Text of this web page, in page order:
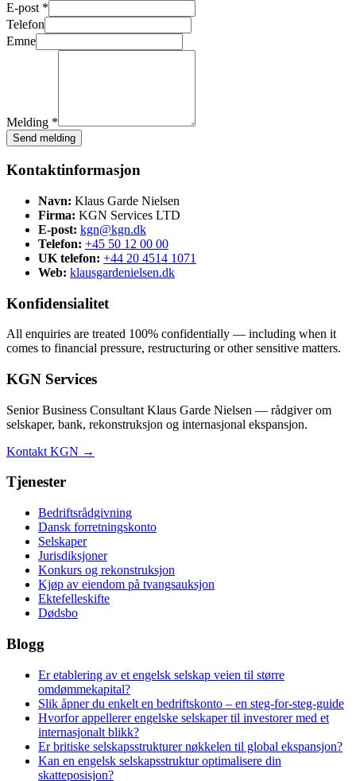
E-post *
Telefon
Emne
Melding *
Send melding
Kontaktinformasjon
Navn: Klaus Garde Nielsen
Firma: KGN Services LTD
E-post: kgn@kgn.dk
Telefon: +45 50 12 00 00
UK telefon: +44 20 4514 1071
Web: klausgardenielsen.dk
Konfidensialitet
All enquiries are treated 100% confidentially — including when it
comes to financial pressure, restructuring or other sensitive matters.
KGN Services
Senior Business Consultant Klaus Garde Nielsen — rådgiver om
selskaper, bank, rekonstruksjon og internasjonal ekspansjon.
Kontakt KGN →
Tjenester
Bedriftsrådgivning
Dansk forretningskonto
Selskaper
Jurisdiksjoner
Konkurs og rekonstruksjon
Kjøp av eiendom på tvangsauksjon
Ektefelleskifte
Dødsbo
Blogg
Er etablering av et engelsk selskap veien til større
omdømmekapital?
Slik åpner du enkelt en bedriftskonto – en steg-for-steg-guide
Hvorfor appellerer engelske selskaper til investorer med et
internasjonalt blikk?
Er britiske selskapsstrukturer nøkkelen til global ekspansjon?
Kan en engelsk selskapsstruktur optimalisere din
skatteposisjon?